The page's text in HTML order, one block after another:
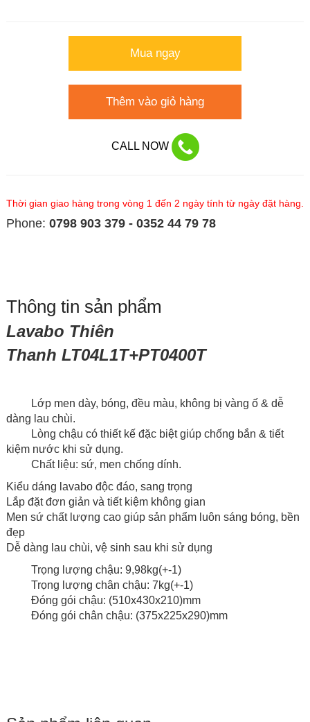
Mua ngay
Thêm vào giỏ hàng
CALL NOW
Thời gian giao hàng trong vòng 1 đến 2 ngày tính từ ngày đặt hàng.
Phone: 0798 903 379 - 0352 44 79 78
Thông tin sản phẩm
Lavabo Thiên
Thanh LT04L1T+PT0400T
Lớp men dày, bóng, đều màu, không bị vàng ố & dễ
dàng lau chùi.
Lòng chậu có thiết kế đặc biệt giúp chống bắn & tiết
kiệm nước khi sử dụng.
Chất liệu: sứ, men chống dính.
Kiểu dáng lavabo độc đáo, sang trọng
Lắp đặt đơn giản và tiết kiệm không gian
Men sứ chất lượng cao giúp sản phẩm luôn sáng bóng, bền
đẹp
Dễ dàng lau chùi, vệ sinh sau khi sử dụng
Trọng lượng chậu: 9,98kg(+-1)
Trọng lượng chân chậu: 7kg(+-1)
Đóng gói chậu: (510x430x210)mm
Đóng gói chân chậu: (375x225x290)mm